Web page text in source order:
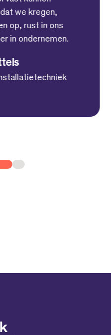
we kregen,
op, rust in ons
in ondernemen.